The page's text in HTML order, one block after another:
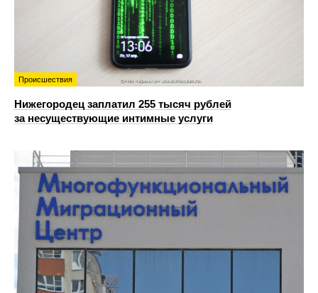
Происшествия
Нижегородец заплатил 255 тысяч рублей
за несуществующие интимные услуги